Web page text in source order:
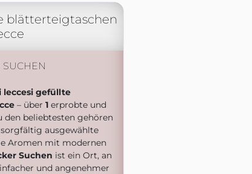
blätterteigtaschen
leccesi gefüllte
– über 1 erprobte und
den beliebtesten gehören
sorgfältig ausgewählte
Aromen mit modernen
Suchen ist ein Ort, an
und angenehmer